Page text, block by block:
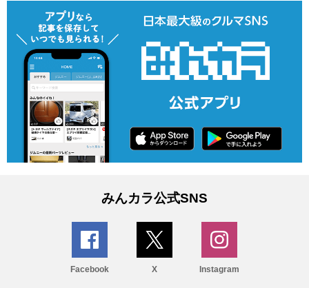
みんカラ公式SNS
Facebook X Instagram